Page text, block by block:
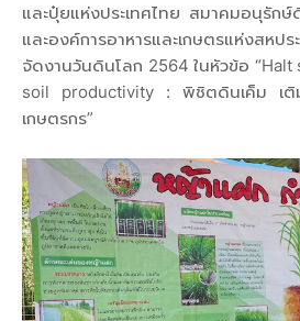
และปุ๋ยแห่งประเทศไทย สมาคมอนุรัก
และองค์การอาหารและเกษตรแห่งสหป
จัดงานวันดินโลก 2564 ในหัวข้อ
soil productivity : พิชิตดินเค็ม เติ
เกษตรกร”